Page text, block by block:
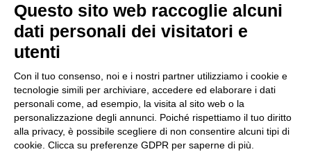
CONTATTACI
Incentivi e Bandi
Incentivi per le imprese
Bandi
Questo sito web raccoglie alcuni
dati personali dei visitatori e
utenti
Con il tuo consenso, noi e i nostri partner utilizziamo i cookie e
tecnologie simili per archiviare, accedere ed elaborare i dati
personali come, ad esempio, la visita al sito web o la
personalizzazione degli annunci. Poiché rispettiamo il tuo diritto
alla privacy, è possibile scegliere di non consentire alcuni tipi di
cookie. Clicca su preferenze GDPR per saperne di più.